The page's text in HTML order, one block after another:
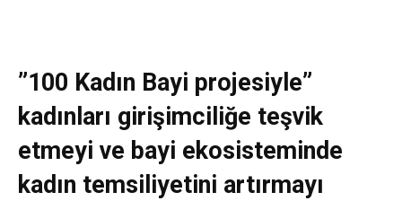
”100 Kadın Bayi projesiyle”
kadınları girişimciliğe teşvik
etmeyi ve bayi ekosisteminde
kadın temsiliyetini artırmayı